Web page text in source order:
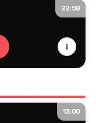
22:59
i
13:00